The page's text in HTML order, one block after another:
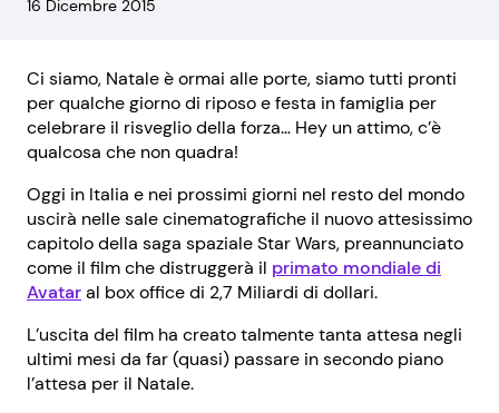
16 Dicembre 2015
Ci siamo, Natale è ormai alle porte, siamo tutti pronti
per qualche giorno di riposo e festa in famiglia per
celebrare il risveglio della forza… Hey un attimo, c’è
qualcosa che non quadra!
Oggi in Italia e nei prossimi giorni nel resto del mondo
uscirà nelle sale cinematografiche il nuovo attesissimo
capitolo della saga spaziale Star Wars, preannunciato
come il film che distruggerà il primato mondiale di
Avataral box office di 2,7 Miliardi di dollari.
L’uscita del film ha creato talmente tanta attesa negli
ultimi mesi da far (quasi) passare in secondo piano
l’attesa per il Natale.